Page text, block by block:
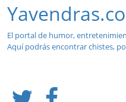
El portal de humor,
Aquí podrás encontrar chistes,